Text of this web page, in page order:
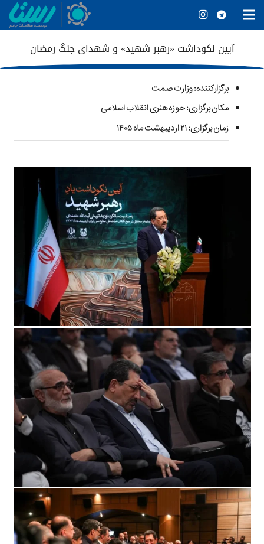
آیین نکوداشت «رهبر شهید» و شهدای جنگ رمضان
برگزارکننده: وزارت صمت
مکان برگزاری: حوزه هنری انقلاب اسلامی
زمان برگزاری: ۲۱ اردیبهشت ماه ۱۴۰۵